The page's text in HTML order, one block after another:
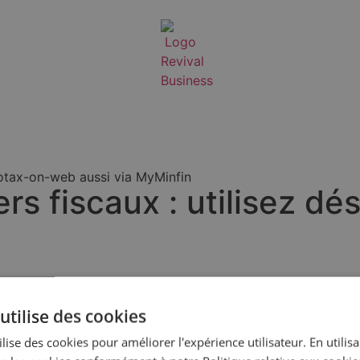
on-web aussi via MyMinfin
fiscaux : utilisez
des fiches fiscales pour vos clients ? Vous
Lire cet article sur sdi.be
des cookies
des cookies pour améliorer l'expérience utilisateur. En